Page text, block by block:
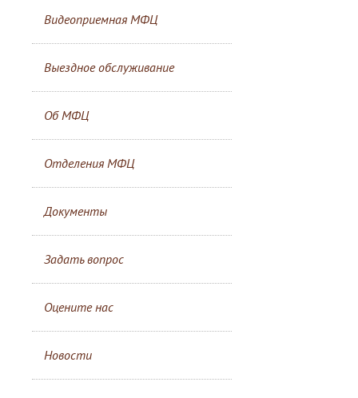
Видеоприемная МФЦ
Выездное обслуживание
Об МФЦ
Отделения МФЦ
Документы
Задать вопрос
Оцените нас
Новости